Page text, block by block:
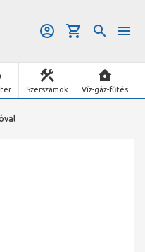
Szerszámok Víz-gáz-fűtés